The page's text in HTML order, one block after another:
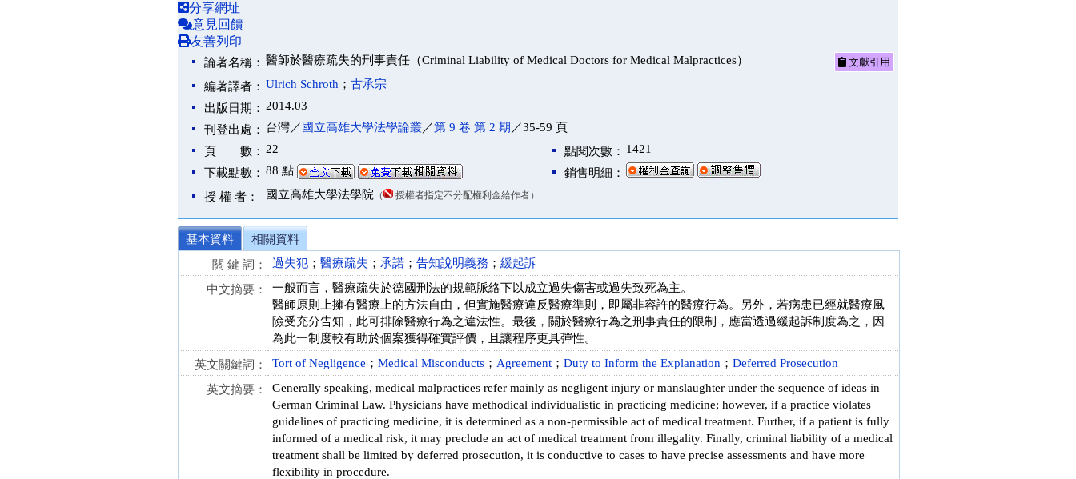
分享網址
意見回饋
友善列印
論著名稱： 醫師於醫療疏失的刑事責任（Criminal Liability of Medical Doctors for Medical Malpractices） 文獻引用
編著譯者： Ulrich Schroth ； 古承宗
出版日期： 2014.03
刊登出處： 台灣／ 國立高雄大學法學論叢／第 9 卷 第 2 期 ／35-59 頁
頁 數： 22 點閱次數： 1421
下載點數： 88 點
銷售明細：
授 權 者：
國立高雄大學法學院 （ 授權者指定不分配權利金給作者）
基本資料
相關資料
關 鍵 詞：
過失犯 ； 醫療疏失 ； 承諾 ； 告知說明義務 ； 緩起訴
中文摘要：
一般而言，醫療疏失於德國刑法的規範脈絡下以成立過失傷害或過失致死為主。
醫師原則上擁有醫療上的方法自由，但實施醫療違反醫療準則，即屬非容許的醫療行為。另外，若病患已經就醫療風
險受充分告知，此可排除醫療行為之違法性。最後，關於醫療行為之刑事責任的限制，應當透過緩起訴制度為之，因
為此一制度較有助於個案獲得確實評價，且讓程序更具彈性。
英文關鍵詞： Tort of Negligence ； Medical Misconducts ； Agreement ； Duty to Inform the Explanation ； Deferred Prosecution
英文摘要：
Generally speaking, medical malpractices refer mainly as negligent injury or manslaughter under the sequence of ideas in
German Criminal Law. Physicians have methodical individualistic in practicing medicine; however, if a practice violates
guidelines of practicing medicine, it is determined as a non-permissible act of medical treatment. Further, if a patient is fully
informed of a medical risk, it may preclude an act of medical treatment from illegality. Finally, criminal liability of a medical
treatment shall be limited by deferred prosecution, it is conductive to cases to have precise assessments and have more
flexibility in procedure.